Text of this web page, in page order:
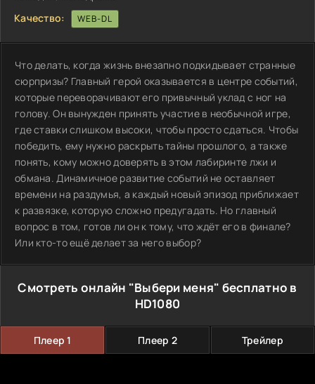
Качество:
WEB-DL
Что делать, когда жизнь внезапно подкидывает странные
сюрпризы? Главный герой оказывается в центре событий,
которые переворачивают его привычный уклад с ног на
голову. Он вынужден принять участие в необычной игре,
где ставки слишком высоки, чтобы просто сдаться. Чтобы
победить, ему нужно раскрыть тайны прошлого, а также
понять, кому можно доверять в этом лабиринте лжи и
обмана. Динамичное развитие событий не оставляет
времени на раздумья, а каждый новый эпизод приближает
к развязке, которую сложно предугадать. Но главный
вопрос в том, готов ли он к тому, что ждёт его в финале?
Или кто-то ещё делает за него выбор?
Смотреть онлайн "Выбери меня" бесплатно в
HD1080
Плеер 1 Плеер 2 Трейлер